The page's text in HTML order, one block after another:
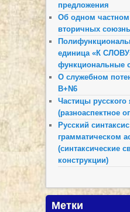
предложения
Об одном частном
вторичных
единица «К
функциональные
О служебном
B+N6
Частицы русского
(разноаспектное
Русский
грамматическом
(синтаксические
конструкции)
Метки